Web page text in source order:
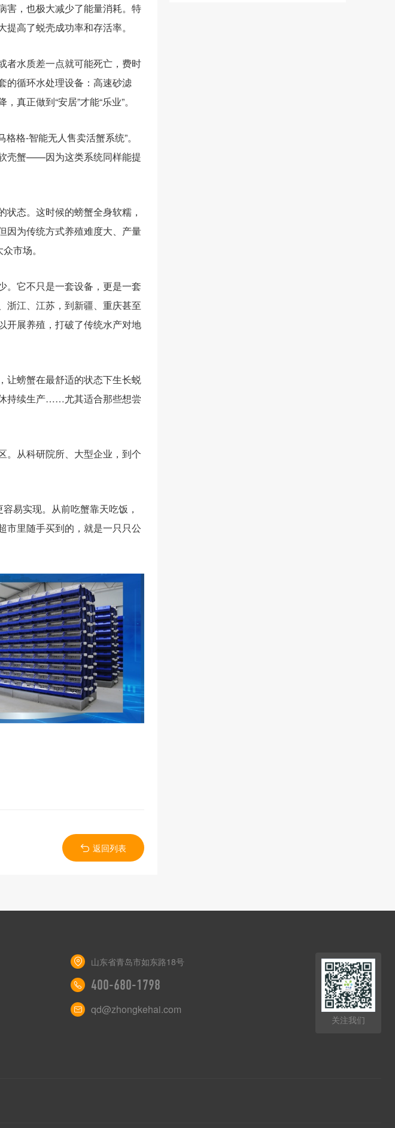
害，也极大减少了能量消耗。特
高了蜕壳成功率和存活率。
者水质差一点就可能死亡，费时
的循环水处理设备：高速砂滤
正做到“安居”才能“乐业”。
格格-智能无人售卖活蟹系统”。
壳蟹——因为这类系统同样能提
态。这时候的螃蟹全身软糯，
因为传统方式养殖难度大、产量
市场。
。它不只是一套设备，更是一套
浙江、江苏，到新疆、重庆甚至
开展养殖，打破了传统水产对地
让螃蟹在最舒适的状态下生长蜕
持续生产……尤其适合那些想尝
。从科研院所、大型企业，到个
易实现。从前吃蟹靠天吃饭，
市里随手买到的，就是一只只公
返回列表
山东省青岛市如东路18号
400-680-1798
qd@zhongkehai.com
关注我们